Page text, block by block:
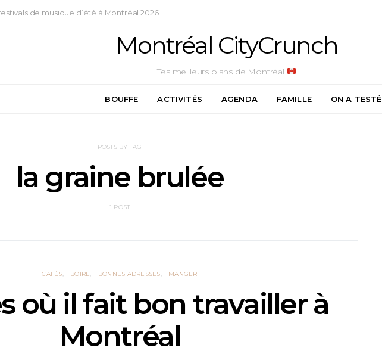
de musique d’été à Montréal 2026
Montréal CityCrunch
Tes meilleurs plans de Montréal
BOUFFE ACTIVITÉS AGENDA FAMILLE ON A TESTÉ
POSTS BY TAG
la graine brulée
1 POST
CAFÉS BOIRE BONNES ADRESSES MANGER
où il fait bon travailler à
Montréal